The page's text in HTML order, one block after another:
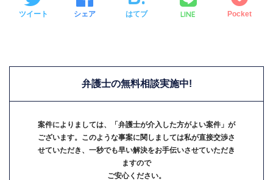
ツイート シェア はてブ LINE Pocket
弁護士の無料相談実施中!
案件によりましては、「弁護士が介入した方がよい案件」が
ございます。このような事案に関しましては私が直接交渉さ
せていただき、一秒でも早い解決をお手伝いさせていただき
ますので
ご安心ください。